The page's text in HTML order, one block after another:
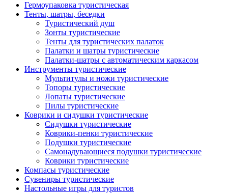
Гермоупаковка туристическая
Тенты, шатры, беседки
Туристический душ
Зонты туристические
Тенты для туристических палаток
Палатки и шатры туристические
Палатки-шатры с автоматическим каркасом
Инструменты туристические
Мультитулы и ножи туристические
Топоры туристические
Лопаты туристические
Пилы туристические
Коврики и сидушки туристические
Сидушки туристические
Коврики-пенки туристические
Подушки туристические
Самонадувающиеся подушки туристические
Коврики туристические
Компасы туристические
Сувениры туристические
Настольные игры для туристов